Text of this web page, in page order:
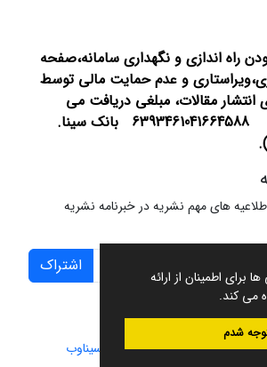
برای اطمینان از ارائه
می کند.
شدم
راه اندازی و نگهداری سامانه،صفحه
و عدم حمایت مالی توسط
مقالات، مبلغی دریافت می
شماره کارت 6393461041664588 بانک سینا.
های مهم نشریه در خبرنامه نشریه
اشتراک
علمی.طراحی و پیاده سازی از سیناوب